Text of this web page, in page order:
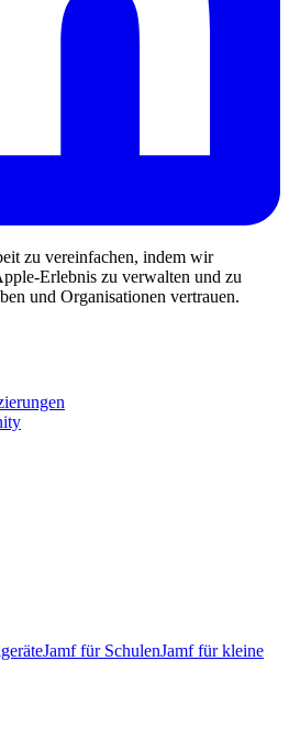
zu vereinfachen, indem wir
Erlebnis zu verwalten und zu
und Organisationen vertrauen.
Jamf für SchulenJamf für kleine